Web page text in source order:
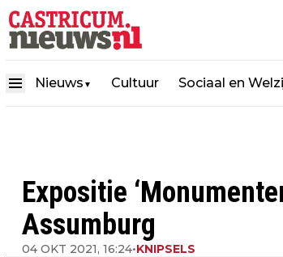
Nieuws ▼ Cultuur Sociaal en
Expositie
Assumburg
04 OKT 2021, 16:24•KNIPSELS